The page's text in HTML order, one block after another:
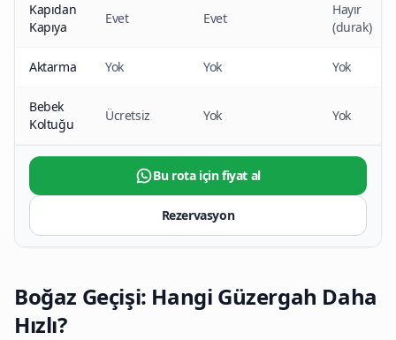
Kapıdan
Kapıya
Evet Evet
Hayır
(durak)
Aktarma Yok Yok Yok
Bebek
Koltuğu
Ücretsiz Yok Yok
Bu rota için fiyat al
Rezervasyon
Boğaz Geçişi: Hangi Güzergah Daha
Hızlı?